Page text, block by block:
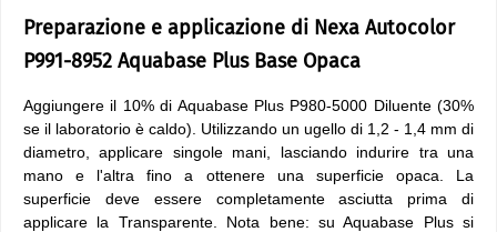
Preparazione e applicazione di Nexa Autocolor
P991-8952 Aquabase Plus Base Opaca
Aggiungere il 10% di Aquabase Plus P980-5000 Diluente (30%
se il laboratorio è caldo). Utilizzando un ugello di 1,2 - 1,4 mm di
diametro, applicare singole mani, lasciando indurire tra una
mano e l'altra fino a ottenere una superficie opaca. La
superficie deve essere completamente asciutta prima di
applicare la Transparente. Nota bene: su Aquabase Plus si